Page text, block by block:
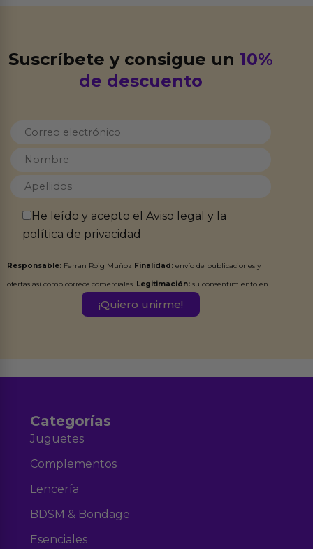
Suscríbete y consigue un10%
de descuento
He leído y acepto elAviso legal y la
política de privacidad
Responsable: Ferran Roig Muñoz Finalidad: envío de publicaciones y
ofertas así como correos comerciales. Legitimación: su consentimiento en
Destinatarios:Ferran Roig Muñoz. Podrás ejercer tus
Categorías
Juguetes
Complementos
Lencería
BDSM & Bondage
Esenciales